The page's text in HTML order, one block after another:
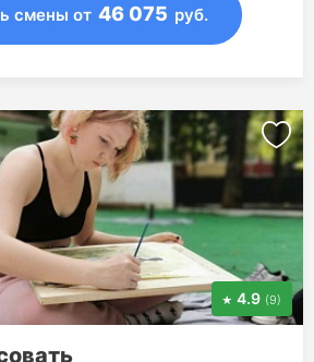
смены от 46 075 руб.
4.9 (9)